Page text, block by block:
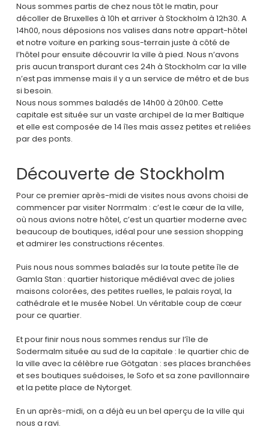
Nous sommes partis de chez nous tôt le matin, pour
décoller de Bruxelles à 10h et arriver à Stockholm à 12h30. A
14h00, nous déposions nos valises dans notre appart-hôtel
et notre voiture en parking sous-terrain juste à côté de
l’hôtel pour ensuite découvrir la ville à pied. Nous n’avons
pris aucun transport durant ces 24h à Stockholm car la ville
n’est pas immense mais il y a un service de métro et de bus
si besoin.
Nous nous sommes baladés de 14h00 à 20h00. Cette
capitale est située sur un vaste archipel de la mer Baltique
et elle est composée de 14 îles mais assez petites et reliées
par des ponts.
Découverte de Stockholm
Pour ce premier après-midi de visites nous avons choisi de
commencer par visiter Norrmalm : c’est le cœur de la ville,
où nous avions notre hôtel, c’est un quartier moderne avec
beaucoup de boutiques, idéal pour une session shopping
et admirer les constructions récentes.
Puis nous nous sommes baladés sur la toute petite île de
Gamla Stan : quartier historique médiéval avec de jolies
maisons colorées, des petites ruelles, le palais royal, la
cathédrale et le musée Nobel. Un véritable coup de cœur
pour ce quartier.
Et pour finir nous nous sommes rendus sur l’île de
Sodermalm située au sud de la capitale : le quartier chic de
la ville avec la célèbre rue Götgatan : ses places branchées
et ses boutiques suédoises, le Sofo et sa zone pavillonnaire
et la petite place de Nytorget.
En un après-midi, on a déjà eu un bel aperçu de la ville qui
nous a ravi.